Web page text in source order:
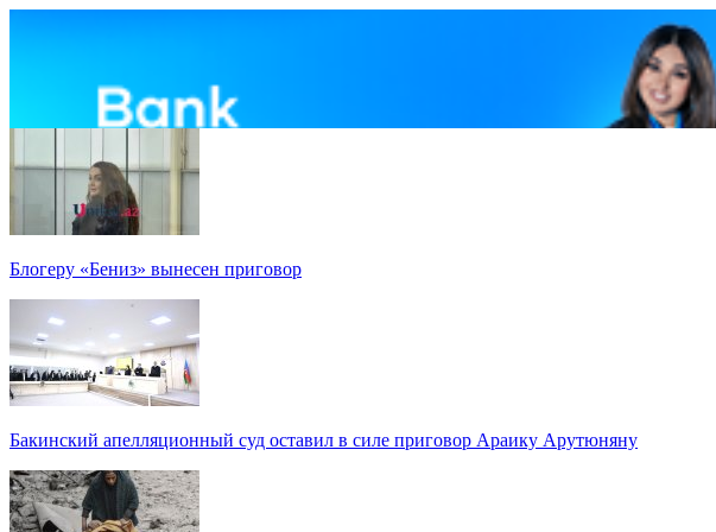
Блогеру «Бениз» вынесен приговор
Бакинский апелляционный суд оставил в силе приговор Араику Арутюняну